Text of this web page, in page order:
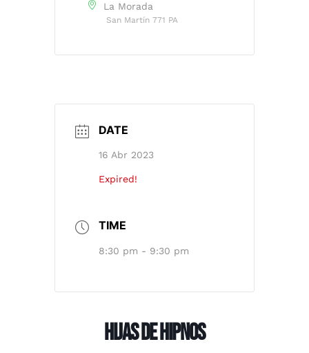
La Morada
San Martín 771 PA
DATE
16 Abr 2023
Expired!
TIME
8:30 pm - 9:30 pm
HIJAS DE HIPNOS